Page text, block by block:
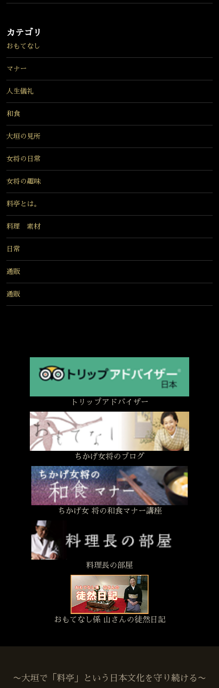
カテゴリ
おもてなし
マナー
人生儀礼
和食
大垣の見所
女将の日常
女将の趣味
料亭とは。
料理 素材
日常
通販
通販
トリップアドバイザー
ちかげ女将のブログ
ちかげ女 将の和食マナー講座
料理長の部屋
おもてなし係 山さんの徒然日記
〜大垣で「料亭」という日本文化を守り続ける〜